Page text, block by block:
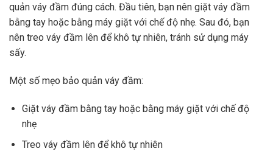
quản váy đầm đúng cách. Đầu tiên, bạn nên giặt váy đầm
bằng tay hoặc bằng máy giặt với chế độ nhẹ. Sau đó, bạn
nên treo váy đầm lên để khô tự nhiên, tránh sử dụng máy
sấy.
Một số mẹo bảo quản váy đầm:
Giặt váy đầm bằng tay hoặc bằng máy giặt với chế độ
nhẹ
Treo váy đầm lên để khô tự nhiên